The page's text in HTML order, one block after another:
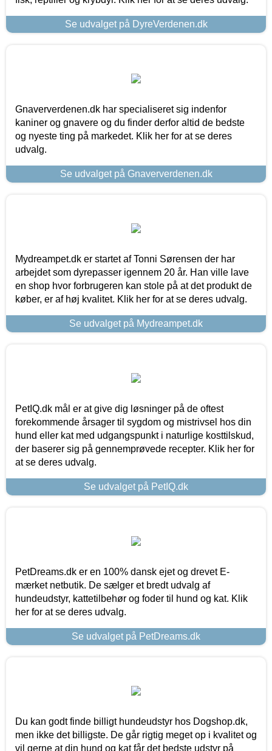
Se udvalget på DyreVerdenen.dk
Gnaververdenen.dk har specialiseret sig indenfor
kaniner og gnavere og du finder derfor altid de bedste
og nyeste ting på markedet. Klik her for at se deres
udvalg.
Se udvalget på Gnaververdenen.dk
Mydreampet.dk er startet af Tonni Sørensen der har
arbejdet som dyrepasser igennem 20 år. Han ville lave
en shop hvor forbrugeren kan stole på at det produkt de
køber, er af høj kvalitet. Klik her for at se deres udvalg.
Se udvalget på Mydreampet.dk
PetIQ.dk mål er at give dig løsninger på de oftest
forekommende årsager til sygdom og mistrivsel hos din
hund eller kat med udgangspunkt i naturlige kosttilskud,
der baserer sig på gennemprøvede recepter. Klik her for
at se deres udvalg.
Se udvalget på PetIQ.dk
PetDreams.dk er en 100% dansk ejet og drevet E-
mærket netbutik. De sælger et bredt udvalg af
hundeudstyr, kattetilbehør og foder til hund og kat. Klik
her for at se deres udvalg.
Se udvalget på PetDreams.dk
Du kan godt finde billigt hundeudstyr hos Dogshop.dk,
men ikke det billigste. De går rigtig meget op i kvalitet og
vil gerne at din hund og kat får det bedste udstyr på